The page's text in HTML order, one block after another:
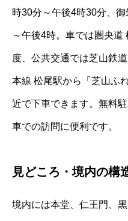
時30分～午後4時30分、
～午後4時。車では圏央道
度、公共交通では芝山鉄
本線 松尾駅から「芝山ふ
近で下車できます。無料
車での訪問に便利です。
見どころ・境内の構
境内には本堂、仁王門、